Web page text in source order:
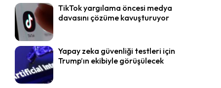
TikTok yargılama öncesi medya
davasını çözüme kavuşturuyor
Yapay zeka güvenliği testleri için
Trump’ın ekibiyle görüşülecek